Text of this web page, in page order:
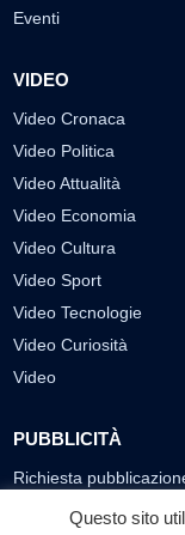
Eventi
VIDEO
Video Cronaca
Video Politica
Video Attualità
Video Economia
Video Cultura
Video Sport
Video Tecnologie
Video Curiosità
Video
PUBBLICITÀ
Richiesta
SEGUICI SUI
Questo sito